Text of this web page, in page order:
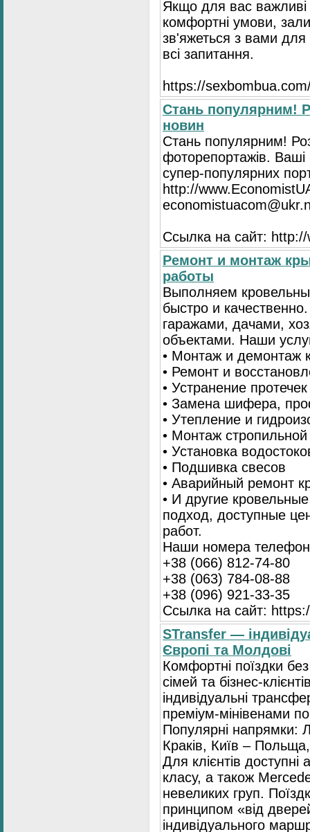
Якщо для вас важливі
комфортні умови,
зв'яжеться з вами для
всі запитання.
https://
Стань популярним!
новин
Стань популярним!
фоторепортажів. Ваші
супер-популярних
http://
Ссылка на сайт:
Ремонт и монтаж
работы
Выполняем
быстро и
гаражами, дачами,
объектами. Наши
• Монтаж и демонтаж
• Ремонт и
• Устранение протечек
• Замена шифера,
• Утепление и
• Монтаж
• Установка
• Подшивка свесов
• Аварийный ремонт
• И другие
подход, доступные
работ.
Наши номера
+38 (066) 812-74-80
+38 (063) 784-08-88
+38 (096) 921-33-35
Ссылка на сайт:
STransfer —
Європі та Молдові
Комфортні поїздки
сімей та бізнес-
індивідуальні
преміум-мінівенами
Популярні напрямки:
Краків, Київ –
Для клієнтів
класу, а також
невеликих груп.
принципом «від
індивідуального